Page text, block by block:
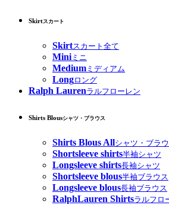
Skirtスカート
Skirtスカート全て
Miniミニ
Medium ミディアム
Longロング
Ralph Laurenラルフローレン
Shirts Blousシャツ・ブラウス
Shirts Blous Allシャツ・ブラ
Shortsleeve shirts半袖シャツ
Longsleeve shirts長袖シャツ
Shortsleeve blous半袖ブラウス
Longsleeve blous長袖ブラウス
RalphLauren Shirtsラルフロ